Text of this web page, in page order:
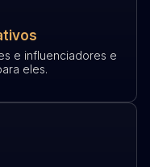
e influenciadores e
eles.